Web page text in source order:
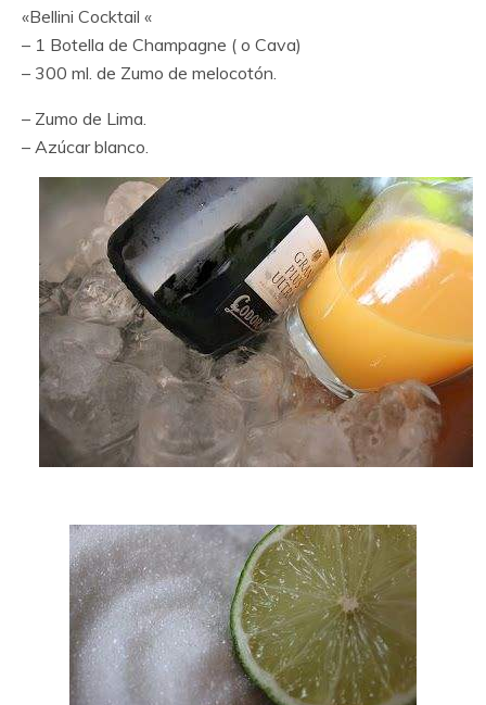
«Bellini Cocktail «
– 1 Botella de Champagne ( o Cava)
– 300 ml. de Zumo de melocotón.
– Zumo de Lima.
– Azúcar blanco.